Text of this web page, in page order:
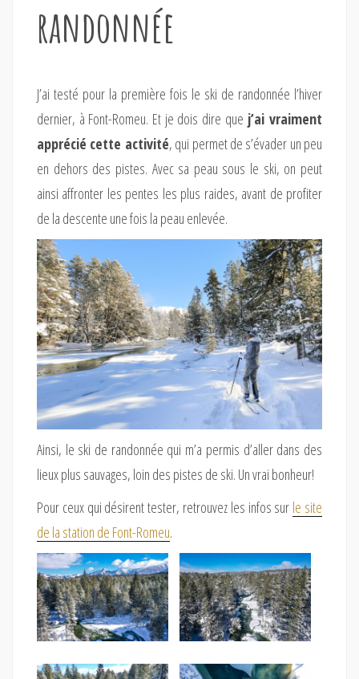
randonnée
J’ai testé pour la première fois le ski de randonnée l’hiver
dernier, à Font-Romeu. Et je dois dire que j’ai vraiment
apprécié cette activité, qui permet de s’évader un peu
en dehors des pistes. Avec sa peau sous le ski, on peut
ainsi affronter les pentes les plus raides, avant de profiter
de la descente une fois la peau enlevée.
Ainsi, le ski de randonnée qui m’a permis d’aller dans des
lieux plus sauvages, loin des pistes de ski. Un vrai bonheur!
Pour ceux qui désirent tester, retrouvez les infos sur le site
de la station de Font-Romeu.